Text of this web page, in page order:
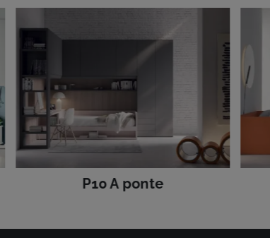
P10 A ponte